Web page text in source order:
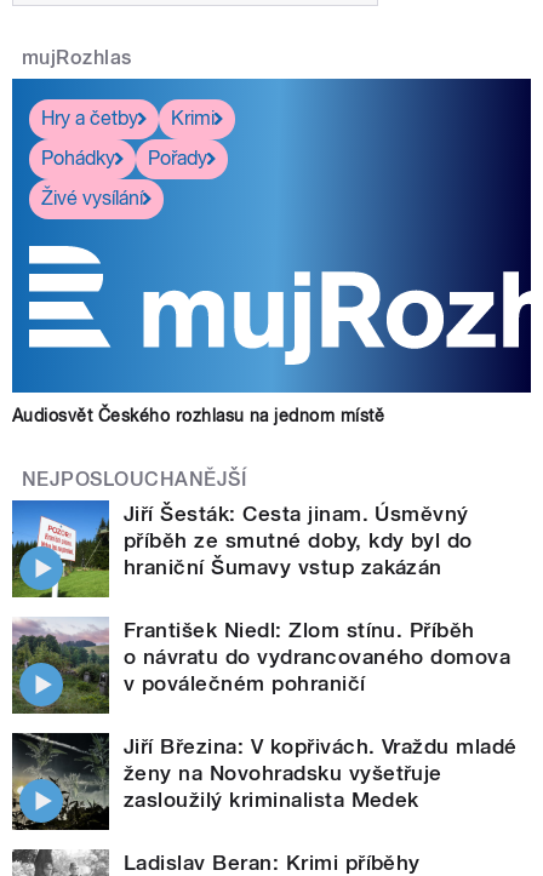
mujRozhlas
Hry a četby
Krimi
Pohádky
Pořady
Živé vysílání
Audiosvět Českého rozhlasu na jednom místě
NEJPOSLOUCHANĚJŠÍ
Jiří Šesták: Cesta jinam. Úsměvný
příběh ze smutné doby, kdy byl do
hraniční Šumavy vstup zakázán
František Niedl: Zlom stínu. Příběh
o návratu do vydrancovaného domova
v poválečném pohraničí
Jiří Březina: V kopřivách. Vraždu mladé
ženy na Novohradsku vyšetřuje
zasloužilý kriminalista Medek
Ladislav Beran: Krimi příběhy